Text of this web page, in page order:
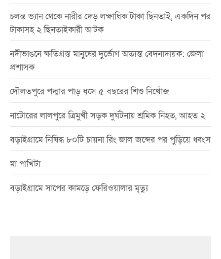
চলন্ত ভ্যান থেকে নারীর দেড় লক্ষাধিক টাকা ছিনতাই, একদিন পর
টাকাসহ ২ ছিনতাইকারী আটক
নদীভাঙনে ক্ষতিগ্রস্ত মানুষের দুর্ভোগ অত্যন্ত বেদনাদায়ক: জেলা
প্রশাসক
দৌলতপুরে পদ্মার পাড় ধসে ৫ বছরের শিশু নিখোঁজ
নাটোরের লালপুরে ত্রিমুখী সড়ক দুর্ঘটনায় শ্রমিক নিহত, আহত ২
বড়াইগ্রামে নিষিদ্ধ ৮০টি চায়না রিং জাল জব্দের পর পুড়িয়ে ধ্বংস
মা পাখিটা
বড়াইগ্রামে সাপের কামড়ে ফেরিওয়ালার মৃত্যু